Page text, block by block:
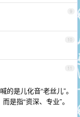
9
10
11
是儿化音“老丝儿”。
是指“资深、专业”。